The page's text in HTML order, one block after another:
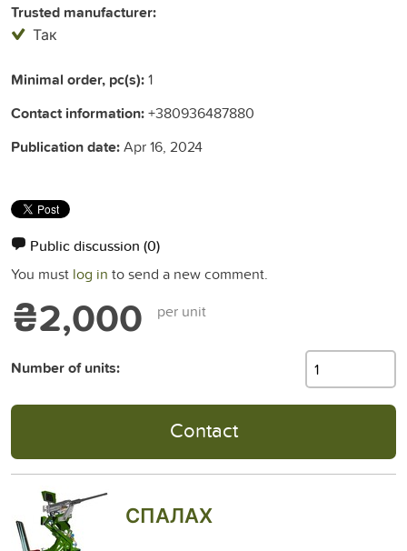
Trusted manufacturer:
Так
Minimal order, pc(s):1
Contact information:+380936487880
Publication date:Apr 16, 2024
Public discussion (0)
You must log in to send a new comment.
₴2,000 per unit
Number of units:
Contact
СПАЛАХ